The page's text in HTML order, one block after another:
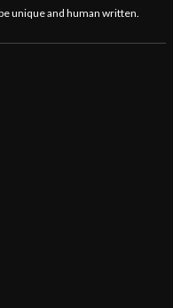
unique and human written.